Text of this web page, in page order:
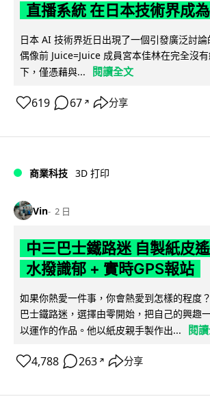
直播系統 在日本技術界成
日本 AI 技術界近日出現了一個引發廣泛討
偶像前 Juice=Juice 成員宮本佳林在完全沒
下，僅憑藉與...
閱讀全文
619 67 ↗ 分享
商業科技 3D 打印
Vin 2 日
中三巴士鐵路迷 自製紙皮
水撥識郁 + 實時GPS報站
如果你熱愛一件事，你會熱愛到怎樣的程度
巴士鐵路迷，選擇由零開始，把自己的興趣
以運作的作品。他以紙皮親手製作出...
閱
4,788 263 ↗ 分享